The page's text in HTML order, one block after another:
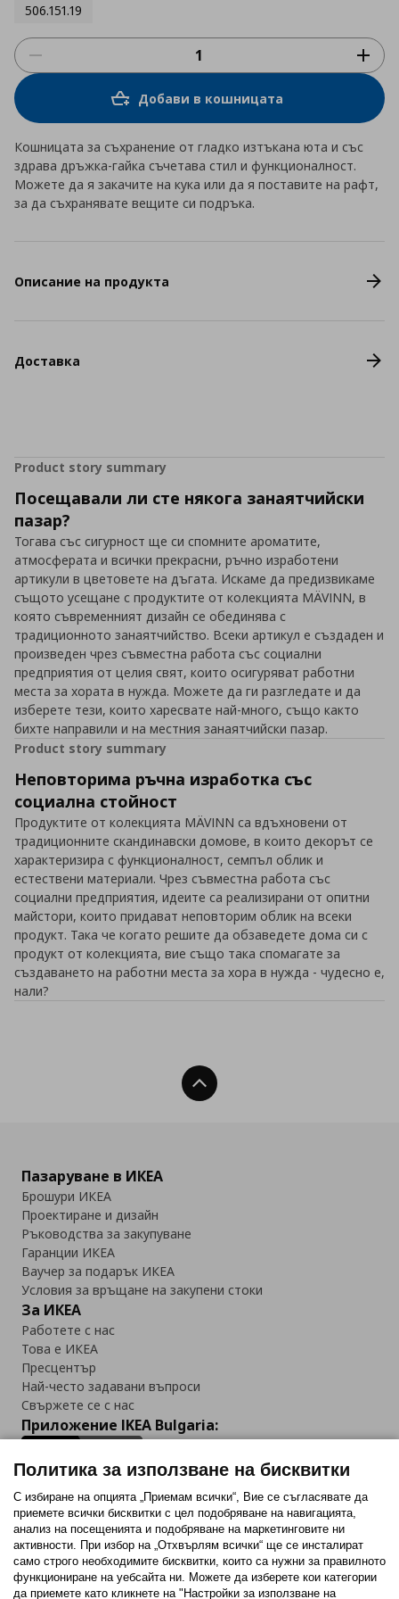
506.151.19
Добави в кошницата
Кошницата за съхранение от гладко изтъкана юта и със
здрава дръжка-гайка съчетава стил и функционалност.
Можете да я закачите на кука или да я поставите на рафт,
за да съхранявате вещите си подръка.
Описание на продукта
Доставка
Product story summary
Посещавали ли сте някога занаятчийски
пазар?
Тогава със сигурност ще си спомните ароматите,
атмосферата и всички прекрасни, ръчно изработени
артикули в цветовете на дъгата. Искаме да предизвикаме
същото усещане с продуктите от колекцията MÄVINN, в
която съвременният дизайн се обединява с
традиционното занаятчийство. Всеки артикул е създаден и
произведен чрез съвместна работа със социални
предприятия от целия свят, които осигуряват работни
места за хората в нужда. Можете да ги разгледате и да
изберете тези, които харесвате най-много, също както
бихте направили и на местния занаятчийски пазар.
Product story summary
Неповторима ръчна изработка със
социална стойност
Продуктите от колекцията MÄVINN са вдъхновени от
традиционните скандинавски домове, в които декорът се
характеризира с функционалност, семпъл облик и
естествени материали. Чрез съвместна работа със
социални предприятия, идеите са реализирани от опитни
майстори, които придават неповторим облик на всеки
продукт. Така че когато решите да обзаведете дома си с
продукт от колекцията, вие също така спомагате за
създаването на работни места за хора в нужда - чудесно е,
нали?
Нагоре
Пазаруване в ИКЕА
Брошури ИКЕА
Проектиране и дизайн
Ръководства за закупуване
Гаранции ИКЕА
Ваучер за подарък ИКЕА
Условия за връщане на закупени стоки
За ИКЕА
Работете с нас
Това е ИКЕА
Пресцентър
Най-често задавани въпроси
Свържете се с нас
Приложение IKEA Bulgaria:
Последвайте ни:
FacebookTwitterYoutubePinterestInstagram
Политика за използване на бисквитки
С избиране на опцията „Приемам всички“, Вие се съгласявате да
приемете всички бисквитки с цел подобряване на навигацията,
анализ на посещенията и подобряване на маркетинговите ни
активности. При избор на „Отхвърлям всички“ ще се инсталират
само строго необходимитe бисквитки, които са нужни за правилното
функциониране на уебсайта ни. Можете да изберете кои категории
да приемете като кликнете на "Настройки за използване на